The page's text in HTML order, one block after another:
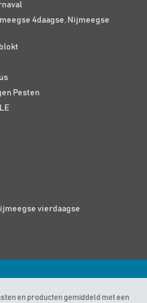
4daagse, Nijmeegse
Pesten
vierdaagse
en producten gemiddeld met een